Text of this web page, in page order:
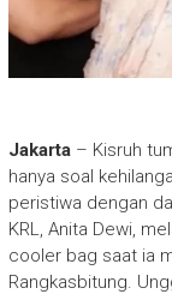
Jakarta– Kisruh
hanya soal
peristiwa dengan
KRL, Anita Dewi,
cooler bag saat ia
Rangkasbitung.